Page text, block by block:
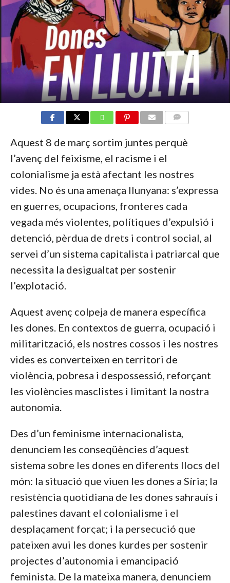
Aquest 8 de març sortim juntes perquè
l’avenç del feixisme, el racisme i el
colonialisme ja està afectant les nostres
vides. No és una amenaça llunyana: s’expressa
en guerres, ocupacions, fronteres cada
vegada més violentes, polítiques d’expulsió i
detenció, pèrdua de drets i control social, al
servei d’un sistema capitalista i patriarcal que
necessita la desigualtat per sostenir
l’explotació.
Aquest avenç colpeja de manera específica
les dones. En contextos de guerra, ocupació i
militarització, els nostres cossos i les nostres
vides es converteixen en territori de
violència, pobresa i despossessió, reforçant
les violències masclistes i limitant la nostra
autonomia.
Des d’un feminisme internacionalista,
denunciem les conseqüències d’aquest
sistema sobre les dones en diferents llocs del
món: la situació que viuen les dones a Síria; la
resistència quotidiana de les dones sahrauís i
palestines davant el colonialisme i el
desplaçament forçat; i la persecució que
pateixen avui les dones kurdes per sostenir
projectes d’autonomia i emancipació
feminista. De la mateixa manera, denunciem